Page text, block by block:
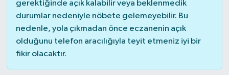
gerektiğinde açık kalabilir veya beklenmedik
durumlar nedeniyle nöbete gelemeyebilir. Bu
nedenle, yola çıkmadan önce eczanenin açık
olduğunu telefon aracılığıyla teyit etmeniz iyi bir
fikir olacaktır.